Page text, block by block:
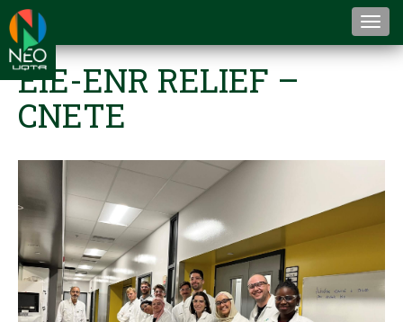
EIE-ENR RELIEF –
CNETE